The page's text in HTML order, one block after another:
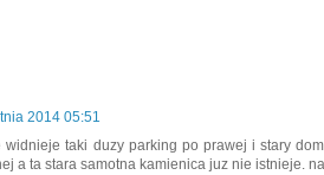
2014 05:51
widnieje taki duzy parking po prawej i stary
a ta stara samotna kamienica juz nie istnieje.